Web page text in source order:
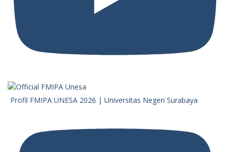
Profil FMIPA UNESA 2026 | Universitas Negeri Surabaya